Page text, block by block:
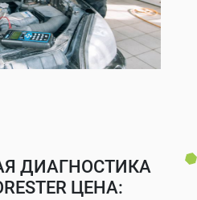
ДИАГНОСТИКА
ЦЕНА: